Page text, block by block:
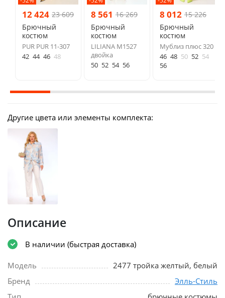
12 424 23 609
Брючный
костюм
PUR PUR 11-307
42 44 46 48
8 561 16 269
Брючный
костюм
LILIANA М1527
двойка
50 52 54 56
8 012 15 226
Брючный
костюм
Мублиз плюс 320
46 48 50 52 54
56
Другие цвета или элементы комплекта:
Описание
В наличии (быстрая доставка)
Модель
2477 тройка желтый, белый
Бренд
Элль-Стиль